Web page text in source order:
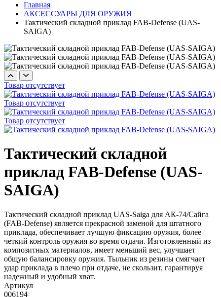
Главная
АКСЕССУАРЫ ДЛЯ ОРУЖИЯ
Тактический складной приклад FAB-Defense (UAS-
SAIGA)
Товар отсутствует
Товар отсутствует
Товар отсутствует
Тактический складной
приклад FAB-Defense (UAS-
SAIGA)
Тактический складной приклад UAS-Saiga для АК-74/Сайга
(FAB-Defense) является прекрасной заменой для штатного
приклада, обеспечивает лучшую фиксацию оружия, более
четкий контроль оружия во время отдачи. Изготовленный из
композитных материалов, имеет меньший вес, улучшает
общую балансировку оружия. Тыльник из резины смягчает
удар приклада в плечо при отдаче, не скользит, гарантируя
надежный и удобный хват.
Артикул
006194